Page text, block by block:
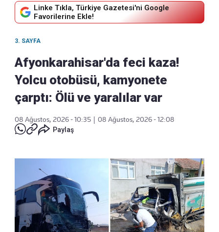
Linke Tıkla, Türkiye Gazetesi'ni Google
Favorilerine Ekle!
3. SAYFA
Afyonkarahisar'da feci kaza!
Yolcu otobüsü, kamyonete
çarptı: Ölü ve yaralılar var
08 Ağustos, 2026 - 10:35
08 Ağustos, 2026 - 12:08
Paylaş